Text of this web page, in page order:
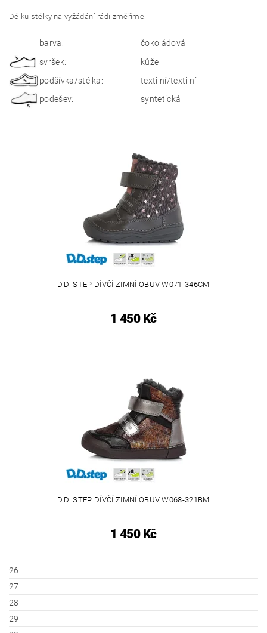
Délku stélky na vyžádání rádi změříme.
barva:
čokoládová
svršek:
kůže
podšívka/stélka:
textilní/textilní
podešev:
syntetická
D.D. STEP DÍVČÍ ZIMNÍ OBUV W071-346CM
1 450 Kč
D.D. STEP DÍVČÍ ZIMNÍ OBUV W068-321BM
1 450 Kč
26
27
28
29